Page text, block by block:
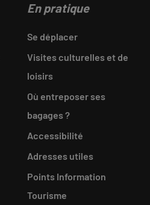
En pratique
Se déplacer
Visites culturelles et de
loisirs
Où entreposer ses
bagages ?
Accessibilité
Adresses utiles
Points Information
Tourisme